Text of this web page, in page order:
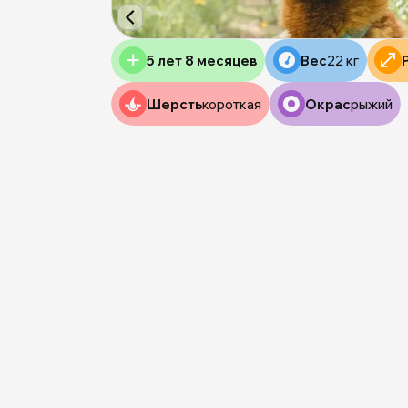
5 лет 8 месяцев Вес22 кг
Шерстькороткая Окрасрыжий